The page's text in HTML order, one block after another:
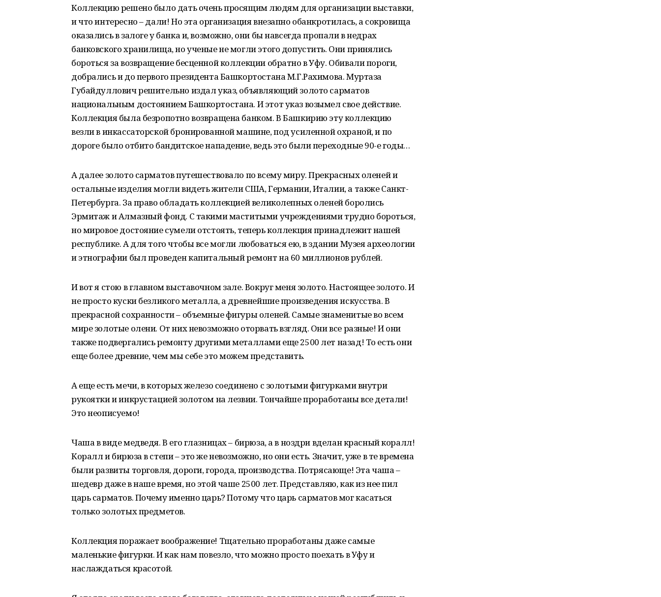
Коллекцию решено было дать очень просящим людям для организации выставки,
и что интересно – дали! Но эта организация внезапно обанкротилась, а сокровища
оказались в залоге у банка и, возможно, они бы навсегда пропали в недрах
банковского хранилища, но ученые не могли этого допустить. Они принялись
бороться за возвращение бесценной коллекции обратно в Уфу. Обивали пороги,
добрались и до первого президента Башкортостана М.Г.Рахимова. Муртаза
Губайдуллович решительно издал указ, объявляющий золото сарматов
национальным достоянием Башкортостана. И этот указ возымел свое действие.
Коллекция была безропотно возвращена банком. В Башкирию эту коллекцию
везли в инкассаторской бронированной машине, под усиленной охраной, и по
дороге было отбито бандитское нападение, ведь это были переходные 90-е годы…
А далее золото сарматов путешествовало по всему миру. Прекрасных оленей и
остальные изделия могли видеть жители США, Германии, Италии, а также Санкт-
Петербурга. За право обладать коллекцией великолепных оленей боролись
Эрмитаж и Алмазный фонд. С такими маститыми учреждениями трудно бороться,
но мировое достояние сумели отстоять, теперь коллекция принадлежит нашей
республике. А для того чтобы все могли любоваться ею, в здании Музея археологии
и этнографии был проведен капитальный ремонт на 60 миллионов рублей.
И вот я стою в главном выставочном зале. Вокруг меня золото. Настоящее золото. И
не просто куски безликого металла, а древнейшие произведения искусства. В
прекрасной сохранности – объемные фигуры оленей. Самые знаменитые во всем
мире золотые олени. От них невозможно оторвать взгляд. Они все разные! И они
также подвергались ремонту другими металлами еще 2500 лет назад! То есть они
еще более древние, чем мы себе это можем представить.
А еще есть мечи, в которых железо соединено с золотыми фигурками внутри
рукоятки и инкрустацией золотом на лезвии. Тончайше проработаны все детали!
Это неописуемо!
Чаша в виде медведя. В его глазницах – бирюза, а в ноздри вделан красный коралл!
Коралл и бирюза в степи – это же невозможно, но они есть. Значит, уже в те времена
были развиты торговля, дороги, города, производства. Потрясающе! Эта чаша –
шедевр даже в наше время, но этой чаше 2500 лет. Представляю, как из нее пил
царь сарматов. Почему именно царь? Потому что царь сарматов мог касаться
только золотых предметов.
Коллекция поражает воображение! Тщательно проработаны даже самые
маленькие фигурки. И как нам повезло, что можно просто поехать в Уфу и
наслаждаться красотой.